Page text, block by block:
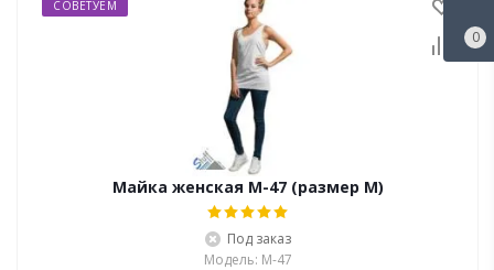
СОВЕТУЕМ
Майка женская M-47 (размер M)
Под заказ
Модель: M-47
0